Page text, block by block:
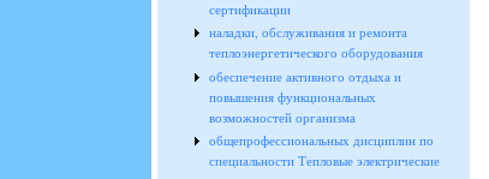
сертификации
наладки, обслуживания и ремонта
теплоэнергетического оборудования
обеспечение активного отдыха и
повышения функциональных
возможностей организма
общепрофессиональных дисциплин по
специальности Тепловые электрические